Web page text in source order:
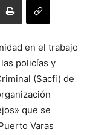
en el trabajo
policías y
(Sacfi) de
que se
Varas